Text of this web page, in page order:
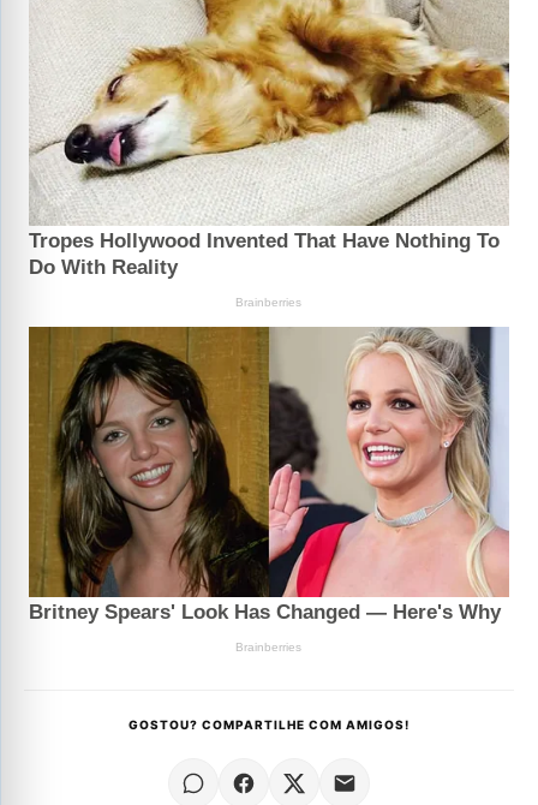
GOSTOU? COMPARTILHE COM AMIGOS!